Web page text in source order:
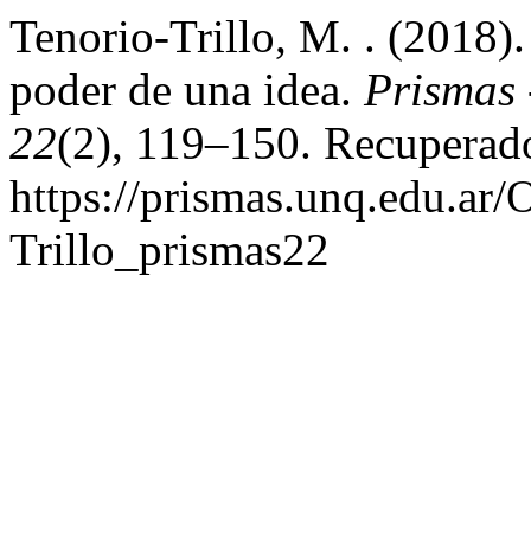
Tenorio-Trillo, M. .
poder de una idea.
22(2), 119–150.
https://
Trillo_prismas22